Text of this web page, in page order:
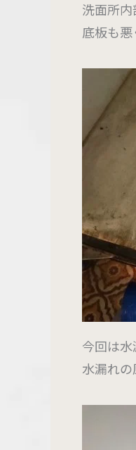
洗面所内
底板も悪
今回は
水漏れの